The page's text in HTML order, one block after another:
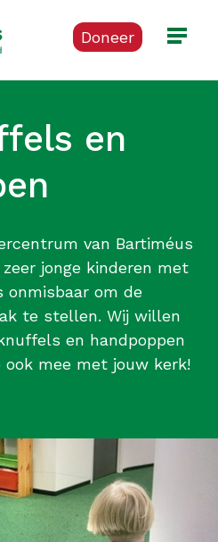
Doneer
en
van Bartiméus
jonge kinderen met
onmisbaar om de
te stellen. Wij willen
en handpoppen
ook mee met jouw kerk!